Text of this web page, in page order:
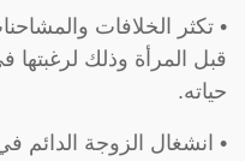
• تكثر الخلافات
قبل المرأة وذلك
حياته.
• انشغال الزوجة الدائم